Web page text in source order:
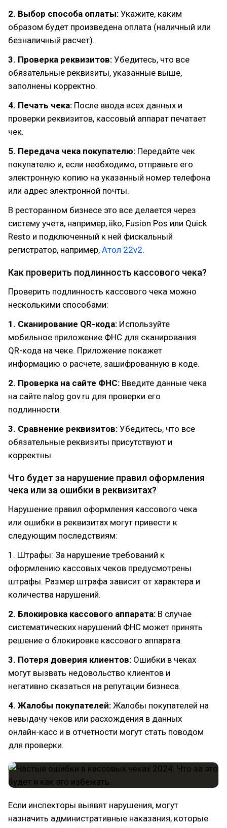
2. Выбор способа оплаты: Укажите, каким
образом будет произведена оплата (наличный или
безналичный расчет).
3. Проверка реквизитов: Убедитесь, что все
обязательные реквизиты, указанные выше,
заполнены корректно.
4. Печать чека: После ввода всех данных и
проверки реквизитов, кассовый аппарат печатает
чек.
5. Передача чека покупателю: Передайте чек
покупателю и, если необходимо, отправьте его
электронную копию на указанный номер телефона
или адрес электронной почты.
В ресторанном бизнесе это все делается через
систему учета, например, iiko, Fusion Pos или Quick
Resto и подключенный к ней фискальный
регистратор, например, Атол 22v2.
Как проверить подлинность кассового чека?
Проверить подлинность кассового чека можно
несколькими способами:
1. Сканирование QR-кода: Используйте
мобильное приложение ФНС для сканирования
QR-кода на чеке. Приложение покажет
информацию о расчете, зашифрованную в коде.
2. Проверка на сайте ФНС: Введите данные чека
на сайте nalog.gov.ru для проверки его
подлинности.
3. Сравнение реквизитов: Убедитесь, что все
обязательные реквизиты присутствуют и
корректны.
Что будет за нарушение правил оформления
чека или за ошибки в реквизитах?
Нарушение правил оформления кассового чека
или ошибки в реквизитах могут привести к
следующим последствиям:
1. Штрафы: За нарушение требований к
оформлению кассовых чеков предусмотрены
штрафы. Размер штрафа зависит от характера и
количества нарушений.
2. Блокировка кассового аппарата: В случае
систематических нарушений ФНС может принять
решение о блокировке кассового аппарата.
3. Потеря доверия клиентов: Ошибки в чеках
могут вызвать недовольство клиентов и
негативно сказаться на репутации бизнеса.
4. Жалобы покупателей: Жалобы покупателей на
невыдачу чеков или расхождения в данных
онлайн-касс и в отчетности могут стать поводом
для проверки.
Если инспекторы выявят нарушения, могут
назначить административные наказания, которые